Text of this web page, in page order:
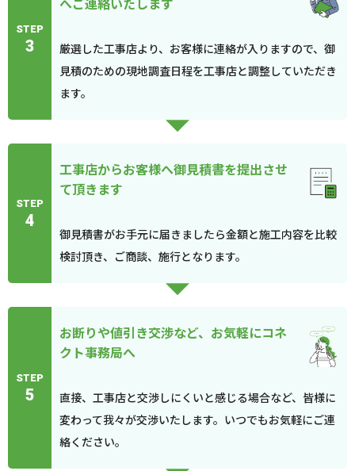
STEP
3
厳選した工事店より、お客様に連絡が入りますので、御
見積のための現地調査日程を工事店と調整していただき
ます。
STEP
4
工事店からお客様へ御見積書を提出させ
て頂きます
御見積書がお手元に届きましたら金額と施工内容を比較
検討頂き、ご商談、施行となります。
STEP
5
お断りや値引き交渉など、お気軽にコネ
クト事務局へ
直接、工事店と交渉しにくいと感じる場合など、皆様に
変わって我々が交渉いたします。いつでもお気軽にご連
絡ください。